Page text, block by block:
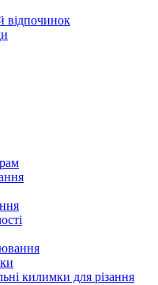
відпочинок
килимки для різання